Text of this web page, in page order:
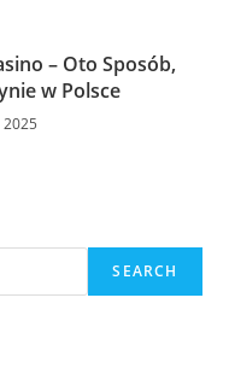
– Oto Sposób,
w Polsce
SEARCH